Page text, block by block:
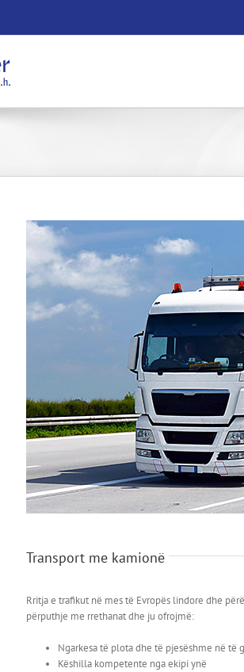
Transport me kamionë
Rritja e trafikut në mes të Evropës lindore dhe
përputhje me rrethanat dhe ju ofrojmë:
Ngarkesa të plota dhe të pjesëshme në
Këshilla kompetente nga ekipi ynë